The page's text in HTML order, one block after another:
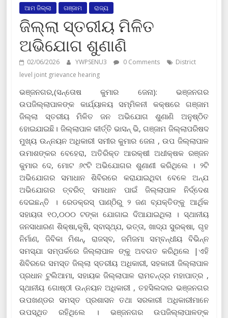
ଆମ ଜିଲ୍ଲା ଗଞ୍ଜାମ ରାଜ୍ୟ
ଜିଲ୍ଲା ସ୍ତରୀୟ ମିଳିତ
ଅଭିଯୋଗ ଶୁଣାଣି
02/06/2026 YWPSENU3 0 Comments
District
level joint grievance hearing
ଭଞ୍ଜନଗର,(ସନ୍ତୋଷ କୁମାର ଜେନା): ଭଞ୍ଜନଗର
ଉପଜିଲ୍ଲାପାଳଙ୍କ କାର୍ଯ୍ୟାଳୟ ସମ୍ମିଳନୀ କକ୍ଷରେ ଗଞ୍ଜାମ
ଜିଲ୍ଲା ସ୍ତରୀୟ ମିଳିତ ଜନ ଅଭିଯୋଗ ଶୁଣାଣି ଅନୁଷ୍ଠିତ
ହୋଇଯାଇଛି। ଜିଲ୍ଲାପାଳ କୀର୍ତ୍ତି ଭାସନ୍ ଭି, ଗଞ୍ଜାମ ଜିଲ୍ଲାପରିଷଦ
ମୁଖ୍ୟ ଉନ୍ନୟନ ଅଧିକାରୀ ସମୀର କୁମାର ଜେନା , ଉପ ଜିଲ୍ଲାପାଳ
ଉମାଶଙ୍କର ବେହେରା, ଅତିରିକ୍ତ ଆରକ୍ଷୀ ଅଧୀକ୍ଷକ ରଞ୍ଜନ
କୁମାର ଦେ, ମୋଟ ୬୯ଟି ଅଭିଯୋଗର ଶୁଣାଣୀ କରିଥିଲେ । ୨ଟି
ଅଭିଯୋଗର ସମାଧାନ ଶିବିରରେ କରାଯାଇଥିବା ବେଳେ ଅନ୍ଯ
ଅଭିଯୋଗର ତ୍ବରିତ୍ ସମାଧାନ ପାଇଁ ଜିଲ୍ଲାପାଳ ନିର୍ଦ୍ଦେଶ
ଦେଇଛନ୍ତି । ରେଡକ୍ରସ୍ ପାଣ୍ଠିରୁ ୨ ଜଣ ବ୍ଯକ୍ତିଙ୍କୁ ଆର୍ଥିକ
ସହାୟତା ୧୦,୦୦୦ ଟଙ୍କା ଯୋଗାଇ ଦିଆଯାଇଥିଲା । ସ୍ଥାନୀୟ
ଜନସାଧାରଣ ଶିକ୍ଷା,କୃଷି, ସ୍ବାସ୍ଥ୍ଯ, ଭତ୍ତା, ଖାଦ୍ଯ ସୁରକ୍ଷା, ଗୃହ
ନିର୍ମାଣ, ଜିବିକା ମିଶନ୍, ରାଜସ୍ବ, ଜମିଜମା ସମ୍ବନ୍ଧୀୟ ବିଭିନ୍ନ
ସମସ୍ଯା ସମ୍ପର୍କରେ ଜିଲ୍ଲାପାଳ ଙ୍କୁ ଅବଗତ କରିଥିଲେ |ଏହି
ଶିବିରରେ ସମସ୍ତ ଜିଲ୍ଲା ସ୍ତରୀୟ ଅଧିକାରୀ, ସହକାରୀ ଜିଲ୍ଲାପାଳ
ପ୍ରଧାନ ଟୁଲିଆମା, ସହାୟକ ଜିଲ୍ଲାପାଳ ରାମଚନ୍ଦ୍ର ମହାପାତ୍ର ,
ସ୍ଥାନୀୟ ଗୋଷ୍ଠୀ ଉନ୍ନୟନ ଅଧିକାରୀ , ତହସିଲଦାର ଭଞ୍ଜନଗର
ଉପଖଣ୍ଡର ସମସ୍ତ ପ୍ରଶାସନ ତଥା ସରକାରୀ ଅଧିକାରୀମାନେ
ଉପସ୍ଥିତ ରହିଥିଲେ । ଭଞ୍ଜନଗର ଉପଜିଲ୍ଲାପାଳଙ୍କ